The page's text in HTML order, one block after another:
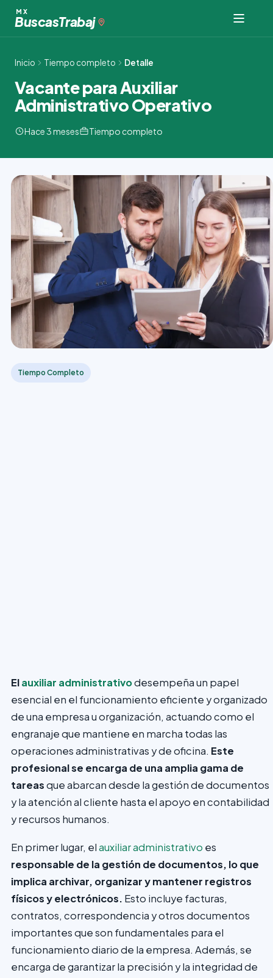
contenido
MX
BuscasTrabaj
Inicio Tiempo completo Detalle
Vacante para Auxiliar
Administrativo Operativo
Hace 3 meses Tiempo completo
Tiempo Completo
Elauxiliar administrativodesempeña un papel
esencial en el funcionamiento eficiente y organizado
de una empresa u organización, actuando como el
engranaje que mantiene en marcha todas las
operaciones administrativas y de oficina. Este
profesional se encarga de una amplia gama de
tareasque abarcan desde la gestión de documentos
y la atención al cliente hasta el apoyo en contabilidad
y recursos humanos.
En primer lugar, elauxiliar administrativo es
responsable de la gestión de documentos, lo que
implica archivar, organizar y mantener registros
físicos y electrónicos. Esto incluye facturas,
contratos, correspondencia y otros documentos
importantes que son fundamentales para el
funcionamiento diario de la empresa. Además, se
encarga de garantizar la precisión y la integridad de